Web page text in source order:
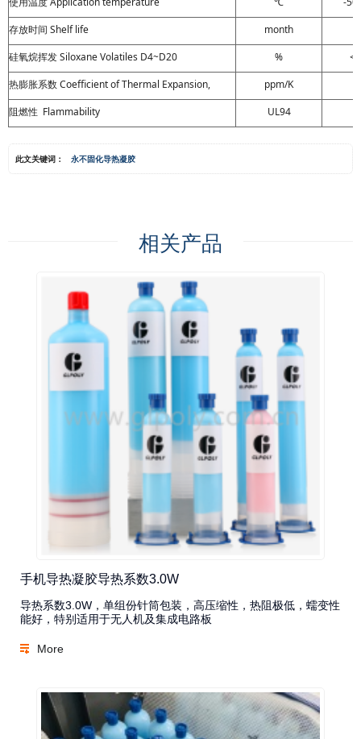
存放时间 Shelf life month
硅氧烷挥发Siloxane Volatiles D4~D20 %
热膨胀系数Coefficient of Thermal Expansion, ppm/K
阻燃性 Flammability UL94
此文关键词： 永不固化导热凝胶
相关产品
手机导热凝胶导热系数3.0W
导热系数3.0W，单组份针筒包装，高压缩性，热阻极低，蠕变性
能好，特别适用于无人机及集成电路板
More